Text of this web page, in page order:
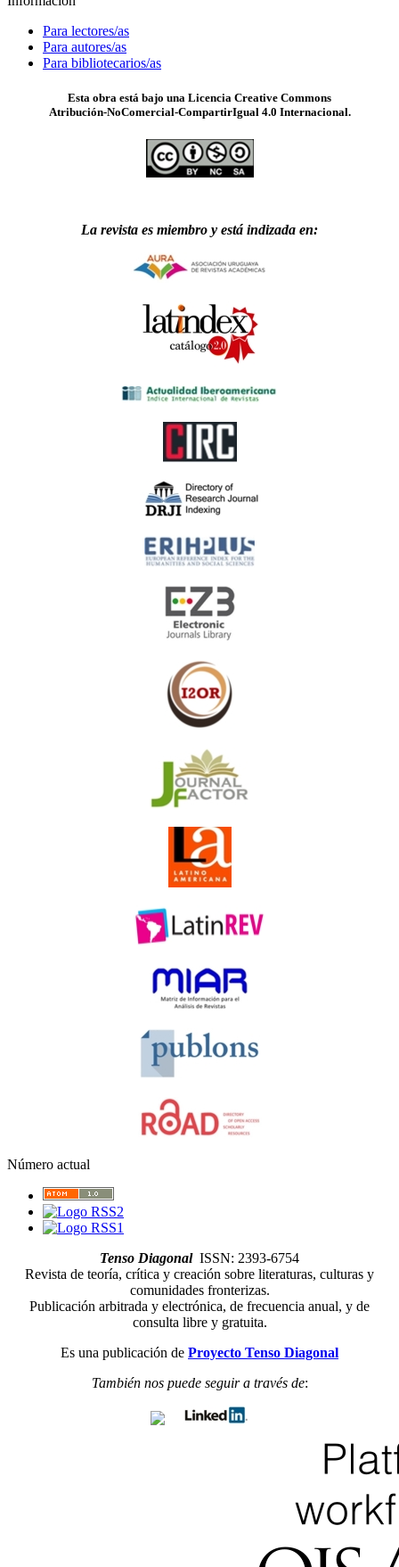
Para lectores/as
Para autores/as
Para bibliotecarios/as
Esta obra está bajo una Licencia Creative Commons
Atribución-NoComercial-CompartirIgual 4.0 Internacional.
La revista es miembro y está indizada en:
Número actual
Tenso Diagonal ISSN: 2393-6754
Revista de teoría, crítica y creación sobre literaturas, culturas y
comunidades fronterizas.
Publicación arbitrada y electrónica, de frecuencia anual, y de
consulta libre y gratuita.
Es una publicación de Proyecto Tenso Diagonal
También nos puede seguir a través de: